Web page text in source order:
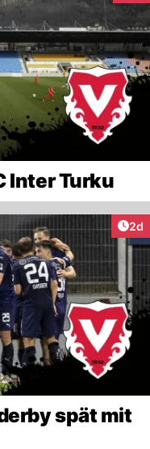
Inter Turku
2d
spät mit